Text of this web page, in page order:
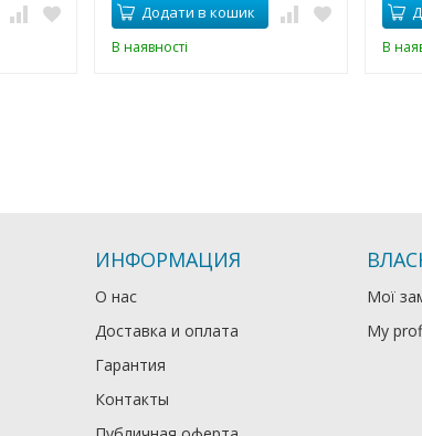
Додати в кошик
В наявності В
ИНФОРМАЦИЯ
О нас
Доставка и оплата
Гарантия
Контакты
Мої
My